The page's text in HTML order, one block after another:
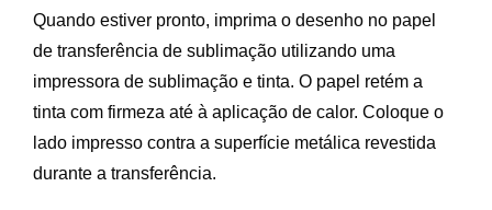
Quando estiver pronto, imprima o desenho no papel
de transferência de sublimação utilizando uma
impressora de sublimação e tinta. O papel retém a
tinta com firmeza até à aplicação de calor. Coloque o
lado impresso contra a superfície metálica revestida
durante a transferência.